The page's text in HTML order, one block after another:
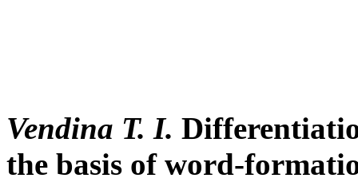
Vendina T. I.
the basis of word-